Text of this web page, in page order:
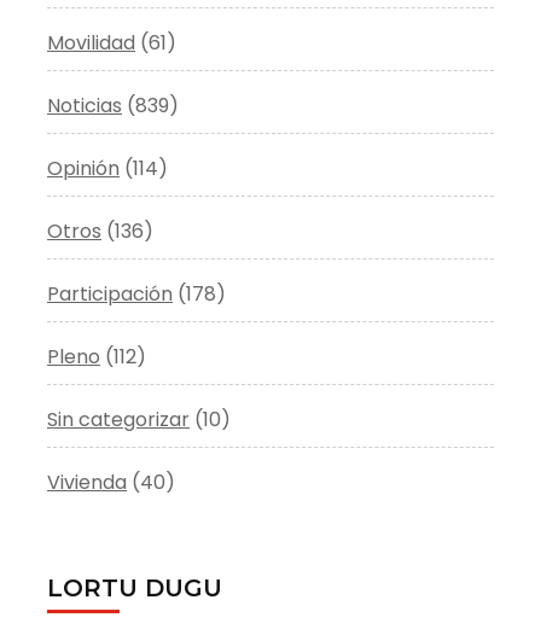
Movilidad (61)
Noticias (839)
Opinión (114)
Otros (136)
Participación (178)
Pleno (112)
Sin categorizar (10)
Vivienda (40)
LORTU DUGU